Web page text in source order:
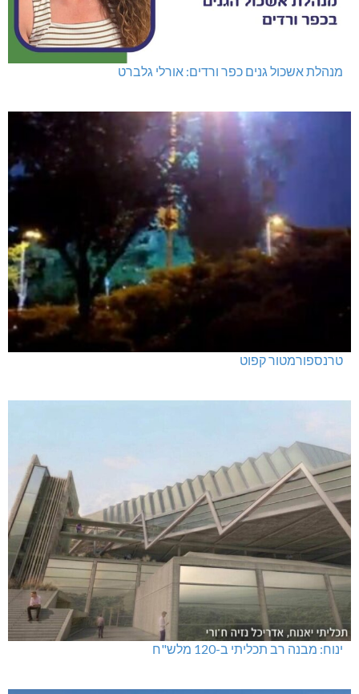
מנהלת אשכול גנים כפר ורדים: אורלי גלברט
טרנספורמטור קפוט
ינוח: מבנה רב תכליתי ב-120 מלש"ח